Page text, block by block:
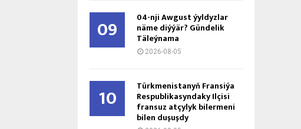
09 04-nji Awgust ýyldyzlar
näme diýýär? Gündelik
Täleýnama
2026-08-05
10 Türkmenistanyň Fransiýa
Respublikasyndaky Ilçisi
fransuz atçylyk bilermeni
bilen duşuşdy